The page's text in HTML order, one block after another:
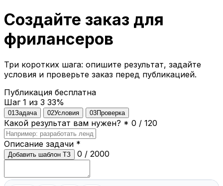
Создайте заказ для
фрилансеров
Три коротких шага: опишите результат, задайте
условия и проверьте заказ перед публикацией.
Публикация бесплатна
Шаг 1 из 3 33%
01 Задача 02Условия 03Проверка
Какой результат вам нужен? * 0 / 120
Описание задачи *
Добавить шаблон ТЗ 0 / 2000